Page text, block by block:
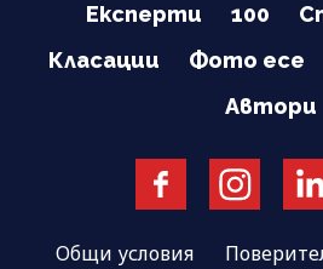
Експерти
100
Класации
Фото есе
Автори
Общи условия